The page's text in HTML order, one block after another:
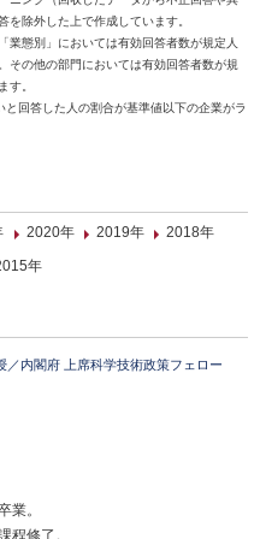
除外した上で作成しています。
態別」においては有効回答者数が規定人
その他の部門においては有効回答者数が規
す。
回答した人の割合が基準値以下の企業がラ
2020年 2019年
2018年
年
／内閣府 上席科学技術政策フェロー
業。
程修了。